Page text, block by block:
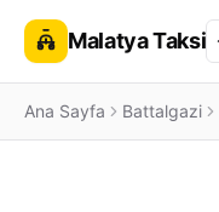
Malatya Taksi
Ana Sayfa Battalgazi